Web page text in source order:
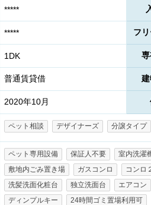
*****
***** フ
1DK
普通賃貸借
2020年10月
ペット相談 デザイナーズ 分譲タイプ
ペット専用設備 保証人不要 室内洗濯
敷地内ごみ置き場
ガスコンロ コンロ
洗髪洗面化粧台
独立洗面台 エアコン
ディンプルキー
24時間ゴミ置場利用可